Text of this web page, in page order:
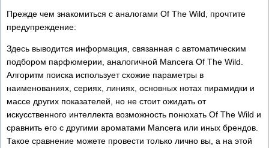
Прежде чем знакомиться с аналогами Of The Wild, прочтите
предупреждение:
Здесь выводится информация, связанная с автоматическим
подбором парфюмерии, аналогичной Mancera Of The Wild.
Алгоритм поиска использует схожие параметры в
наименованиях, сериях, линиях, основных нотах пирамидки и
массе других показателей, но не стоит ожидать от
искусственного интеллекта возможность понюхать Of The Wild и
сравнить его с другими ароматами Mancera или иных брендов.
Такое сравнение можете провести только лично вы, а на этой